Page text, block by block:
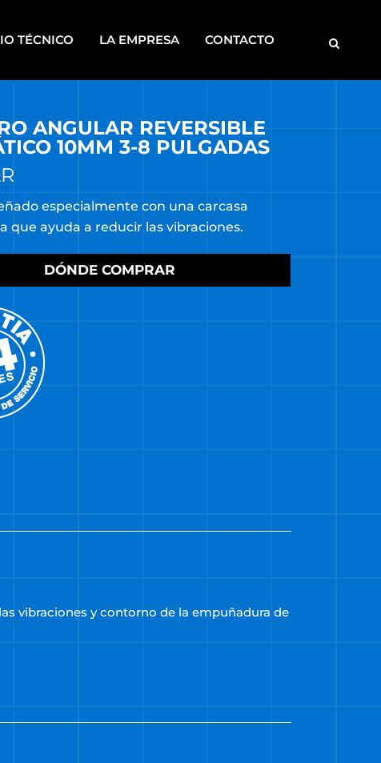
MOTOBOMBAS
ROSCADORAS
DISCONTINUOS
TÉCNICO LA EMPRESA CONTACTO
ANGULAR REVERSIBLE
10MM 3-8 PULGADAS
especialmente con una carcasa
que ayuda a reducir las vibraciones.
DÓNDE COMPRAR
vibraciones y contorno de la empuñadura de